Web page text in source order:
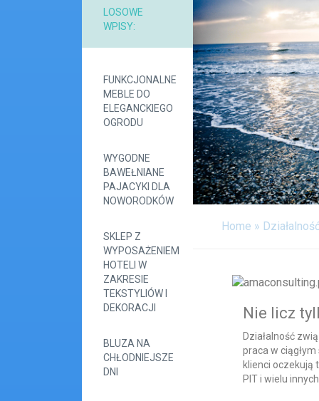
LOSOWE
WPISY:
FUNKCJONALNE
MEBLE DO
ELEGANCKIEGO
OGRODU
WYGODNE
BAWEŁNIANE
PAJACYKI DLA
NOWORODKÓW
SKLEP Z
WYPOSAŻENIEM
HOTELI W
ZAKRESIE
TEKSTYLIÓW I
DEKORACJI
BLUZA NA
CHŁODNIEJSZE
DNI
Home »
Nie licz
Działalność
praca w
klienci oczekują
PIT i wielu